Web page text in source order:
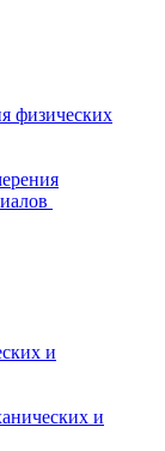
физических
и
и